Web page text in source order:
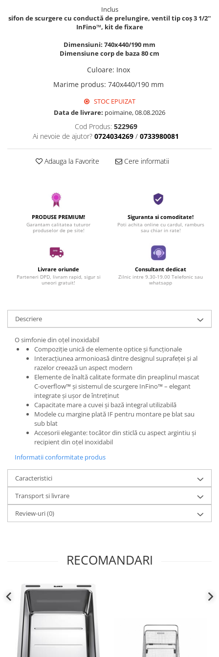
Inclus
sifon de scurgere cu conductă de prelungire, ventil tip coș 3 1/2''
InFino™, kit de fixare
Dimensiuni: 740x440/190 mm
Dimensiune corp de baza 80 cm
Culoare: Inox
Marime produs: 740x440/190 mm
STOC EPUIZAT
Data de livrare: poimaine, 08.08.2026
Cod Produs: 522969
Ai nevoie de ajutor? 0724034269 / 0733980081
Adauga la Favorite Cere informatii
PRODUSE PREMIUM!
Garantam calitatea tuturor
produselor de pe site!
Siguranta si comoditate!
Poti achita online cu cardul, ramburs
sau chiar in rate!
Livrare oriunde
Parteneri DPD, livram rapid, sigur si
uneori gratuit!
Consultant dedicat
Zilnic intre 9.30-19.00 Telefonic sau
whatsapp
Descriere
O simfonie din oțel inoxidabil
Compoziție unică de elemente optice și funcționale
Interacțiunea armonioasă dintre designul suprafeței și al
razelor creează un aspect modern
Elemente de înaltă calitate formate din preaplinul mascat
C-overflow™ și sistemul de scurgere InFino™ – elegant
integrate și ușor de întreținut
Capacitate mare a cuvei și bază integral utilizabilă
Modele cu margine plată IF pentru montare pe blat sau
sub blat
Accesorii elegante: tocător din sticlă cu aspect argintiu și
recipient din oţel inoxidabil
Informatii conformitate produs
Caracteristici
Transport si livrare
Review-uri(0)
RECOMANDARI